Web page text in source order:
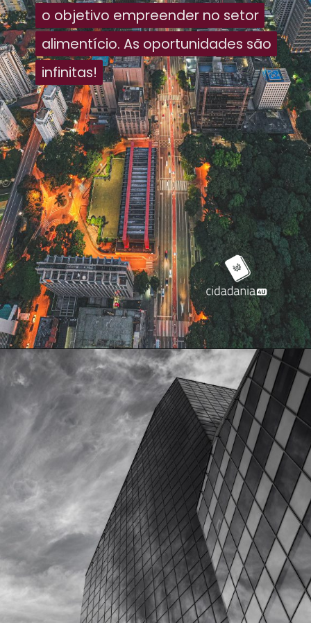
o objetivo empreender no setor
alimentício. As oportunidades são
infinitas!
o objetivo empreender no setor
alimentício. As oportunidades são
infinitas!